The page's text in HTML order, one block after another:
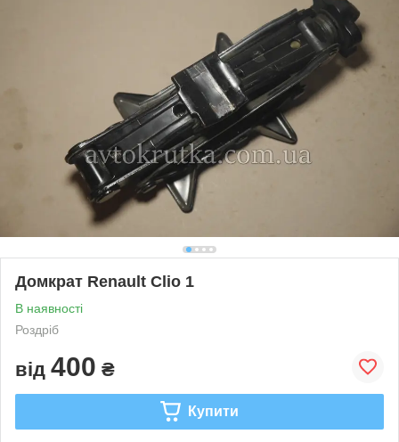
Домкрат Renault Clio 1
В наявності
Роздріб
від 400 ₴
Купити